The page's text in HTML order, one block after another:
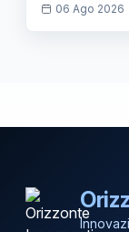
06 Ago 2026